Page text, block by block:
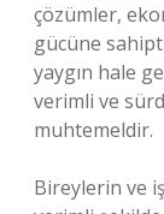
çözümler,
gücüne
yaygın hale
verimli ve
muhtemeldir.
Bireylerin ve